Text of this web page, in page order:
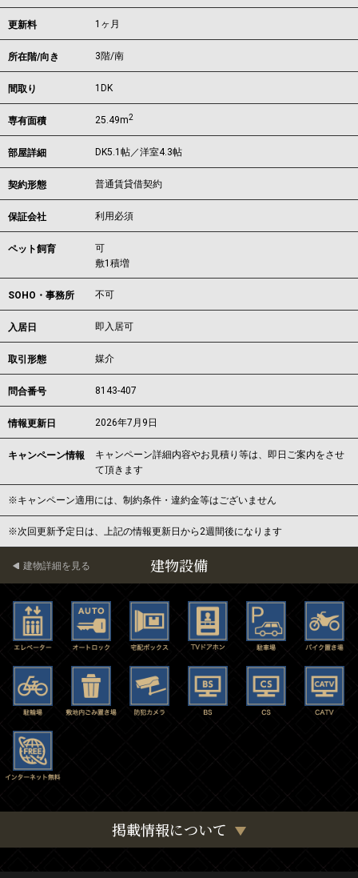
更新料 1ヶ月
所在階/向き 3階/南
間取り 1DK
専有面積 25.49m2
部屋詳細 DK5.1帖／洋室4.3帖
契約形態 普通賃貸借契約
保証会社 利用必須
ペット飼育
可
敷1積増
SOHO・事務所 不可
入居日 即入居可
取引形態 媒介
問合番号 8143-407
情報更新日 2026年7月9日
キャンペーン情報
キャンペーン詳細内容やお見積り等は、即日ご案内をさせ
て頂きます
※キャンペーン適用には、制約条件・違約金等はございません
※次回更新予定日は、上記の情報更新日から2週間後になります
建物設備
建物詳細を見る
掲載情報について